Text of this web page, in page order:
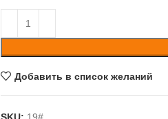
Добавить в список желаний